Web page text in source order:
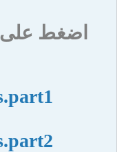
اضغط على